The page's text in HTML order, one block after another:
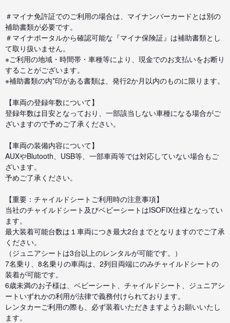
＃マイナ免許証でのご利用の場合は、マイナンバーカードとは別の
補助書類が必要です。
＃マイナポータルから確認可能な『マイナ保険証』は補助書類とし
て取り扱いません。
※ご利用の地域・時間帯・車種等により、現金でのお支払いをお断り
することがございます。
※補助書類の内*印がある書類は、発行2か月以内のものに限ります。
【車両の登録年数について】
登録年数は目安となっており、一部該当しない車種になる場合がご
ざいますので予めご了承ください。
【車両の装備内容について】
AUXやBlutooth、USB等、一部車両等では対応していない場合もご
ざいます。
予めご了承ください。
【重要：チャイルドシートご利用時の注意事項】
当社のチャイルドシート及びベビーシートはISOFIX仕様となってい
ます。
最大装着可能台数は１車両につき最大2台までとなりますのでご了承
ください。
（ジュニアシートは3台以上のレンタルが可能です。）
7名乗り、8名乗りの車両は、2列目両端にのみチャイルドシートの
装着が可能です。
6歳未満のお子様は、ベビーシート、チャイルドシート、ジュニアシ
ートいずれかの利用が法律で義務付けられております。
レンタカーご利用の際も、必ず装着いただきますようお願いいたし
ます。